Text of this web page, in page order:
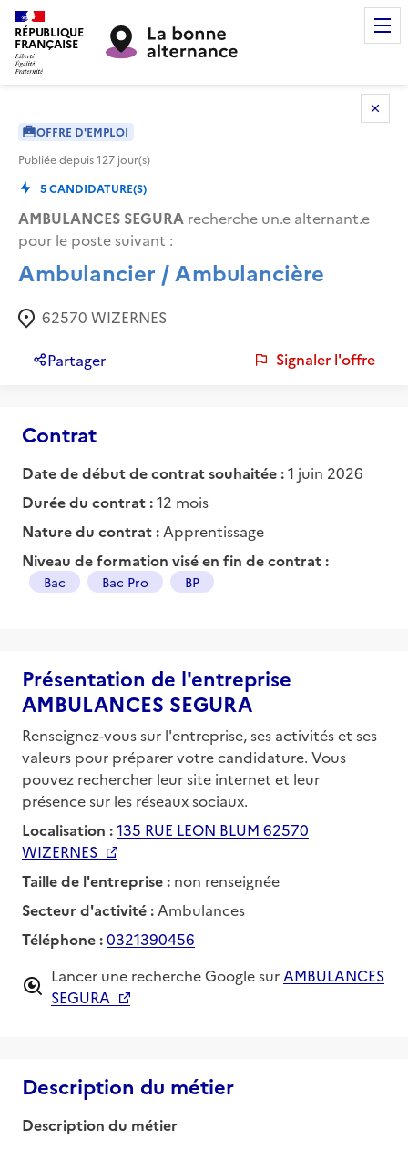
RÉPUBLIQUE
FRANÇAISE
OFFRE D'EMPLOI
Publiée depuis127 jour(s)
5CANDIDATURE(S)
AMBULANCES SEGURA recherche un.e alternant.e
pour le poste suivant :
Ambulancier / Ambulancière
62570 WIZERNES
Partager Signaler l'offre
Contrat
Date de début de contrat souhaitée :1 juin 2026
Durée du contrat :12 mois
Nature du contrat : Apprentissage
Niveau de formation visé en fin de contrat :
Bac Bac Pro BP
Présentation de l'entreprise
AMBULANCES SEGURA
Renseignez-vous sur l'entreprise, ses activités et ses
valeurs pour préparer votre candidature. Vous
pouvez rechercher leur site internet et leur
présence sur les réseaux sociaux.
Localisation :135 RUE LEON BLUM 62570
WIZERNES
Taille de l'entreprise : non renseignée
Secteur d'activité : Ambulances
Téléphone :0321390456
Lancer une recherche Google sur AMBULANCES
SEGURA
Description du métier
Description du métier